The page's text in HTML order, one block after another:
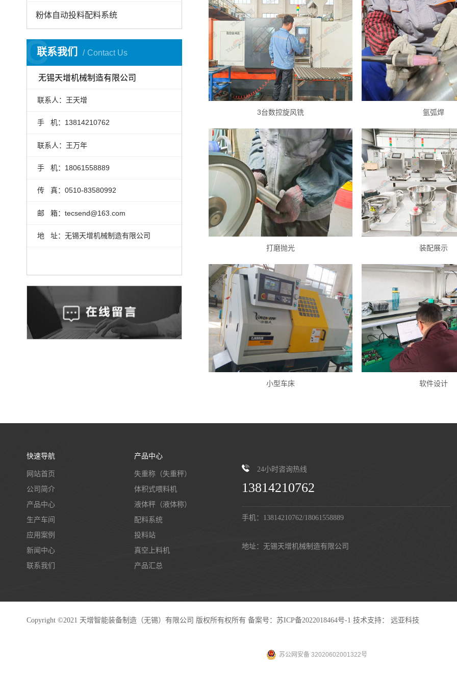
粉体自动投料配料系统
联系我们 Contact Us
C
无锡天增机械制造有限公司
联系人：王天增
手 机：13814210762
联系人：王万年
手 机：18061558889
传 真：0510-83580992
邮 箱：tecsend@163.com
地 址：无锡天增机械制造有限公司
3台数控旋风铣 氩弧焊
打磨抛光 装配展示
小型车床 软件设计
快速导航
网站首页
公司简介
产品中心
生产车间
应用案例
新闻中心
联系我们
产品中心
失重称（失重秤）
体积式喂料机
液体秤（液体称）
配料系统
投料站
真空上料机
产品汇总
24小时咨询热线
13814210762
手机：13814210762/18061558889
地址：无锡天增机械制造有限公司
Copyright ©2021 天增智能装备制造（无锡）有限公司 版权所有权所有 备案号：苏ICP备2022018464号-1 技术支持： 远亚科技
苏公网安备 32020602001322号